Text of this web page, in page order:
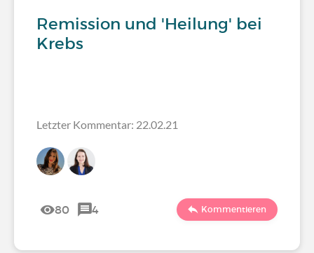
Remission und 'Heilung' bei
Krebs
Letzter Kommentar: 22.02.21
80 4 Kommentieren